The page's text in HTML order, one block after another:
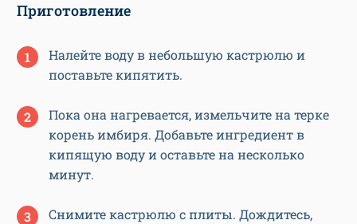
Приготовление
Налейте воду в небольшую кастрюлю и
поставьте кипятить.
Пока она нагревается, измельчите на терке
корень имбиря. Добавьте ингредиент в
кипящую воду и оставьте на несколько
минут.
Снимите кастрюлю с плиты. Дождитесь,